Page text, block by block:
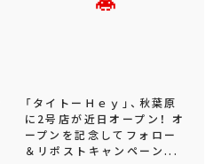
「タイトーＨｅｙ」、秋葉原
に2号店が近日オープン！ オ
ープンを記念してフォロー
＆リポストキャンペーン...